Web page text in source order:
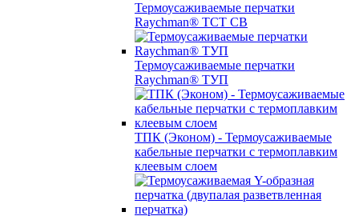
Термоусаживаемые перчатки
Raychman® TCT CB
Термоусаживаемые перчатки
Raychman® ТУП
ТПК (Эконом) - Термоусаживаемые
кабельные перчатки с термоплавким
клеевым слоем